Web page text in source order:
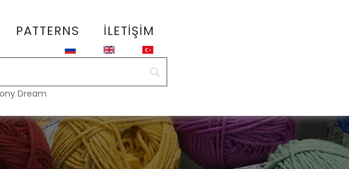
PATTERNS İLETIŞIM
Dream